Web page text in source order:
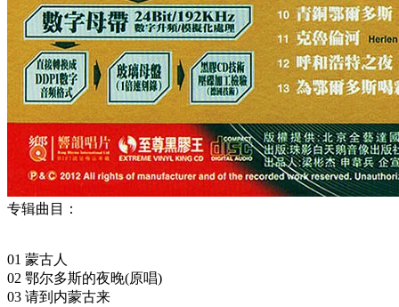
专辑曲目：
01 蒙古人
02 鄂尔多斯的夜晚(原唱)
03 请到内蒙古来